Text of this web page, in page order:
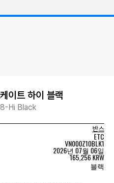
이트 하이 블랙
Hi Black
반스
ETC
VN000Z10BLK1
2026년 07월 06일
165,256 KRW
블랙